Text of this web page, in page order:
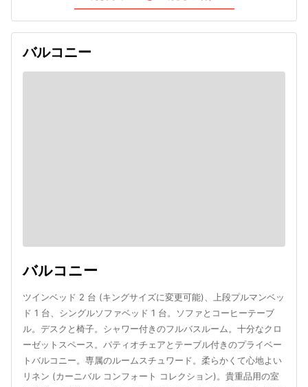
バルコニー
バルコニー
ツインベッド 2 台 (キングサイズに変更可能)、上段プルマンベッ
ド 1 台、シングルソファベッド 1 台。ソファとコーヒーテーブ
ル。デスクと椅子。シャワー付きのフルバスルーム。十分なクロ
ーゼットスペース。パティオチェアとテーブル付きのプライベー
トバルコニー。専属のルームスチュワード。柔らかくて心地よい
リネン (カーニバル コンフォート コレクション)。貴重品用の室